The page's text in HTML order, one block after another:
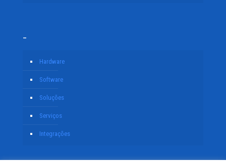
–
Hardware
Software
Soluções
Serviços
Integrações